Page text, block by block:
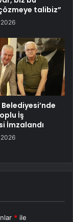
talibiz”
İş
İmzalandı
* ile